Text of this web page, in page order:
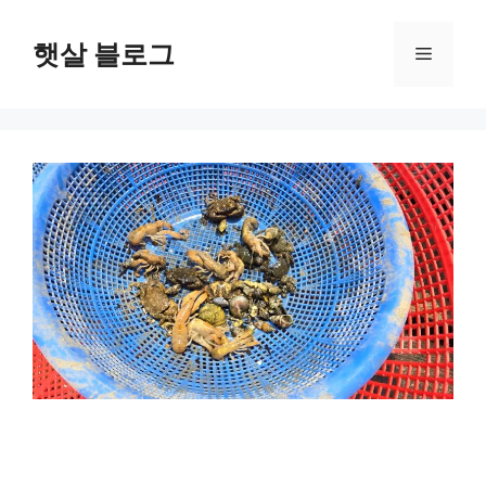
햇살 블로그 메